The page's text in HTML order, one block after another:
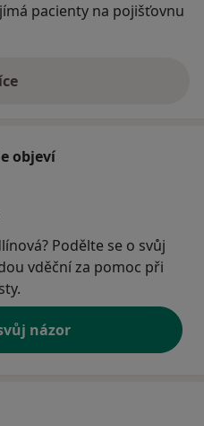
pacienty na pojišťovnu
o adrese
objeví
Podělte se o svůj
vděční za pomoc při
názor